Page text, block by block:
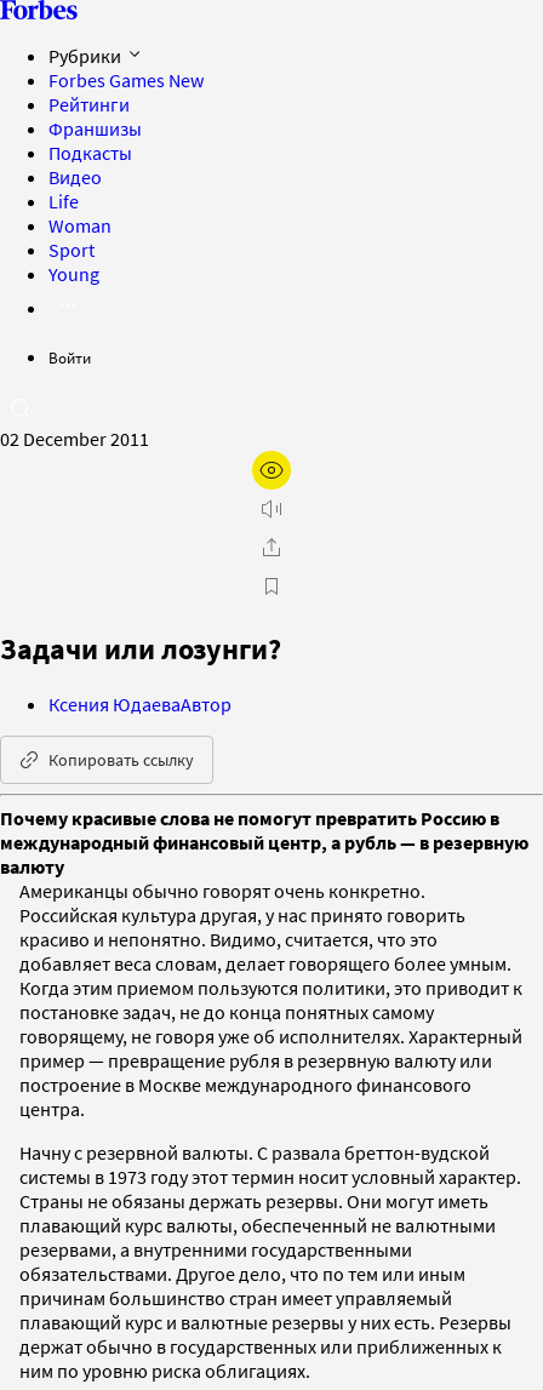
Рубрики
Forbes Games New
Рейтинги
Франшизы
Подкасты
Видео
Life
Woman
Sport
Young
Войти
02 December 2011
Задачи или лозунги?
Ксения ЮдаеваАвтор
Копировать ссылку
Почему красивые слова не помогут превратить Россию в
международный финансовый центр, а рубль — в резервную
валюту
Американцы обычно говорят очень конкретно.
Российская культура другая, у нас принято говорить
красиво и непонятно. Видимо, считается, что это
добавляет веса словам, делает говорящего более умным.
Когда этим приемом пользуются политики, это приводит к
постановке задач, не до конца понятных самому
говорящему, не говоря уже об исполнителях. Характерный
пример — превращение рубля в резервную валюту или
построение в Москве международного финансового
центра.
Начну с резервной валюты. С развала бреттон-вудской
системы в 1973 году этот термин носит условный характер.
Страны не обязаны держать резервы. Они могут иметь
плавающий курс валюты, обеспеченный не валютными
резервами, а внутренними государственными
обязательствами. Другое дело, что по тем или иным
причинам большинство стран имеет управляемый
плавающий курс и валютные резервы у них есть. Резервы
держат обычно в государственных или приближенных к
ним по уровню риска облигациях.